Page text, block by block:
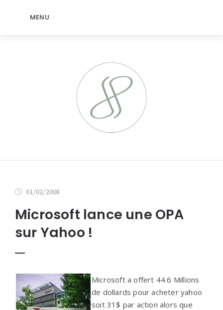
MENU
01/02/2008
Microsoft lance une OPA
sur Yahoo !
Microsoft a offert 44.6 Millions
de dollards pour acheter yahoo
soit 31$ par action alors que